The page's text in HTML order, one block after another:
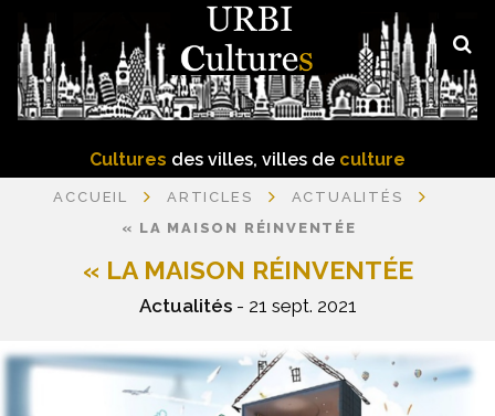
Cultures des villes, villes de culture
« LA MAISON RÉINVENTÉE
Actualités - 21 sept. 2021
ACCUEIL ARTICLES
ACTUALITÉS
« LA MAISON RÉINVENTÉE